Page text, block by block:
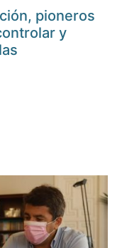
pioneros
y